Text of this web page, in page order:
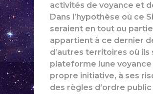
activités de voyance et
Dans l’hypothèse où ce
seraient en tout ou
appartient à ce dernier
d’autres territoires où ils
plateforme lune
propre initiative, à ses
des règles d’ordre